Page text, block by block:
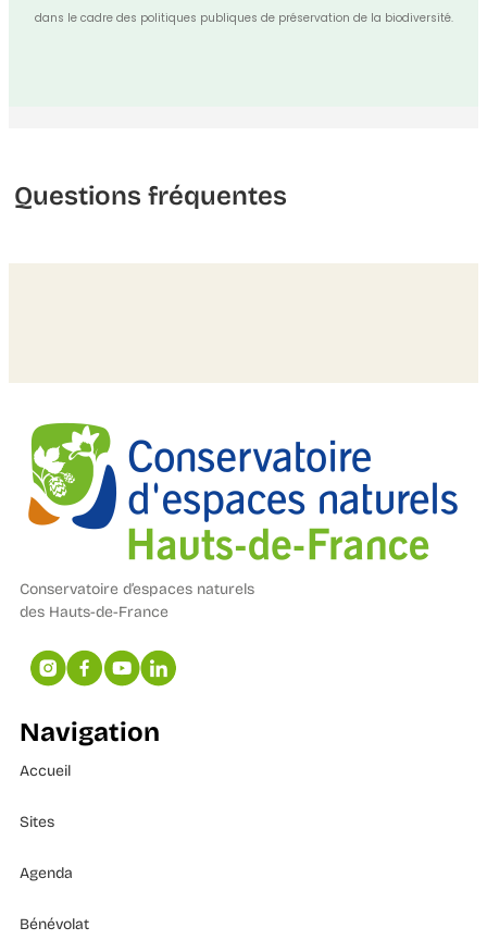
dans le cadre des politiques publiques de préservation de la biodiversité.
Questions fréquentes
Conservatoire d’espaces naturels
des Hauts-de-France
Navigation
Accueil
Sites
Agenda
Bénévolat